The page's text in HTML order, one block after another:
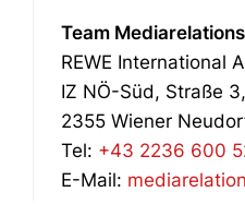
Team Mediarelations
REWE International
IZ NÖ-Süd, Straße
2355 Wiener
Tel: +43 2236 600
E-Mail: